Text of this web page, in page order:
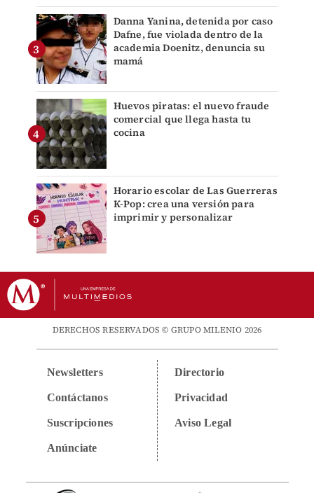
Danna Yanina, detenida por caso
Dafne, fue violada dentro de la
academia Doenitz, denuncia su
mamá
Huevos piratas: el nuevo fraude
comercial que llega hasta tu
cocina
Horario escolar de Las Guerreras
K-Pop: crea una versión para
imprimir y personalizar
DERECHOS RESERVADOS © GRUPO MILENIO 2026
Newsletters
Contáctanos
Suscripciones
Anúnciate
Directorio
Privacidad
Aviso Legal